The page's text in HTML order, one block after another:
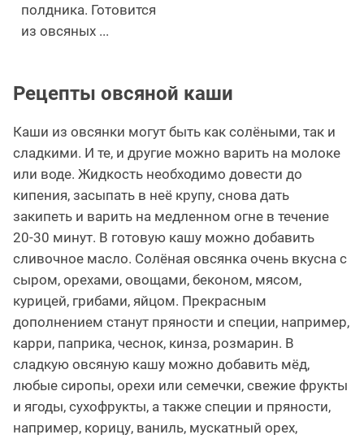
полдника. Готовится
из овсяных ...
Рецепты овсяной каши
Каши из овсянки могут быть как солёными, так и
сладкими. И те, и другие можно варить на молоке
или воде. Жидкость необходимо довести до
кипения, засыпать в неё крупу, снова дать
закипеть и варить на медленном огне в течение
20-30 минут. В готовую кашу можно добавить
сливочное масло. Солёная овсянка очень вкусна с
сыром, орехами, овощами, беконом, мясом,
курицей, грибами, яйцом. Прекрасным
дополнением станут пряности и специи, например,
карри, паприка, чеснок, кинза, розмарин. В
сладкую овсяную кашу можно добавить мёд,
любые сиропы, орехи или семечки, свежие фрукты
и ягоды, сухофрукты, а также специи и пряности,
например, корицу, ваниль, мускатный орех,